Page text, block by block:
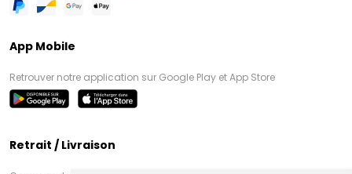
App Mobile
Retrouver notre application sur Google Play et App Store
Retrait / Livraison